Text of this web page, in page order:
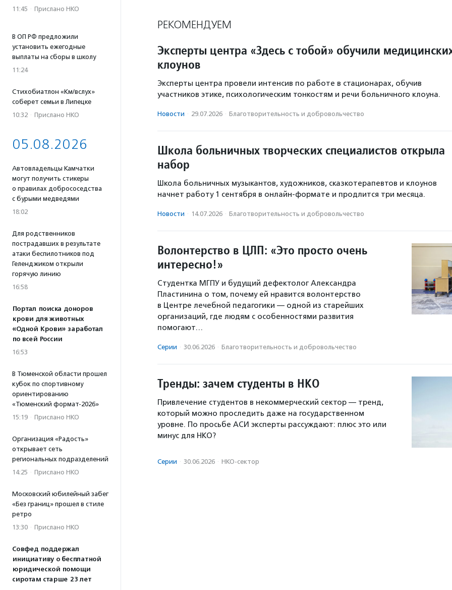
11:45 · Прислано НКО
В ОП РФ предложили
установить ежегодные
выплаты на сборы в школу
11:24
Стихобиатлон «Км/вслух»
соберет семьи в Липецке
10:32 · Прислано НКО
05.08.2026
Автовладельцы Камчатки
могут получить стикеры
о правилах добрососедства
с бурыми медведями
18:02
Для родственников
пострадавших в результате
атаки беспилотников под
Геленджиком открыли
горячую линию
16:58
Портал поиска доноров
крови для животных
«Одной Крови» заработал
по всей России
16:53
В Тюменской области прошел
кубок по спортивному
ориентированию
«Тюменский формат-2026»
15:19 · Прислано НКО
Организация «Радость»
открывает сеть
региональных подразделений
14:25 · Прислано НКО
Московский юбилейный забег
«Без границ» прошел в стиле
ретро
13:30 · Прислано НКО
Совфед поддержал
инициативу о бесплатной
юридической помощи
сиротам старше 23 лет
РЕКОМЕНДУЕМ
Эксперты центра «Здесь с тобой» обучили
клоунов
Эксперты центра провели интенсив по работе в стационарах, обучив
участников этике, психологическим тонкостям и речи больничного клоуна.
Новости · 29.07.2026 · Благотвори­тель­ность и доброволь­чест­во
Школа больничных творческих специалистов открыла
набор
Школа больничных музыкантов, художников, сказкотерапевтов и клоунов
начнет работу 1 сентября в онлайн-формате и продлится три месяца.
Новости · 14.07.2026 · Благотвори­тель­ность и доброволь­чест­во
Волонтерство в ЦЛП: «Это просто очень
интересно!»
Студентка МГПУ и будущий дефектолог Александра
Пластинина о том, почему ей нравится волонтерство
в Центре лечебной педагогики — одной из старейших
организаций, где людям с особенностями развития
помогают…
Серии · 30.06.2026 · Благотвори­тель­ность и доброволь­чест­во
Тренды: зачем студенты в НКО
Привлечение студентов в некоммерческий сектор — тренд,
который можно проследить даже на государственном
уровне. По просьбе АСИ эксперты рассуждают: плюс это или
минус для НКО?
Серии · 30.06.2026 · НКО-сектор